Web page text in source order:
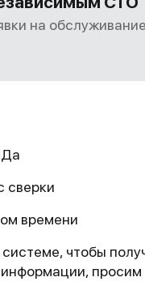
на
сверки
времени
чтобы
просим